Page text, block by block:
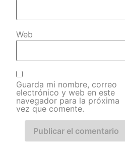
Web
Guarda mi nombre, correo
electrónico y web en este
navegador para la próxima
vez que comente.